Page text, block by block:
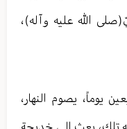
الله عليه وآله)،
يوماً، يصوم النهار،